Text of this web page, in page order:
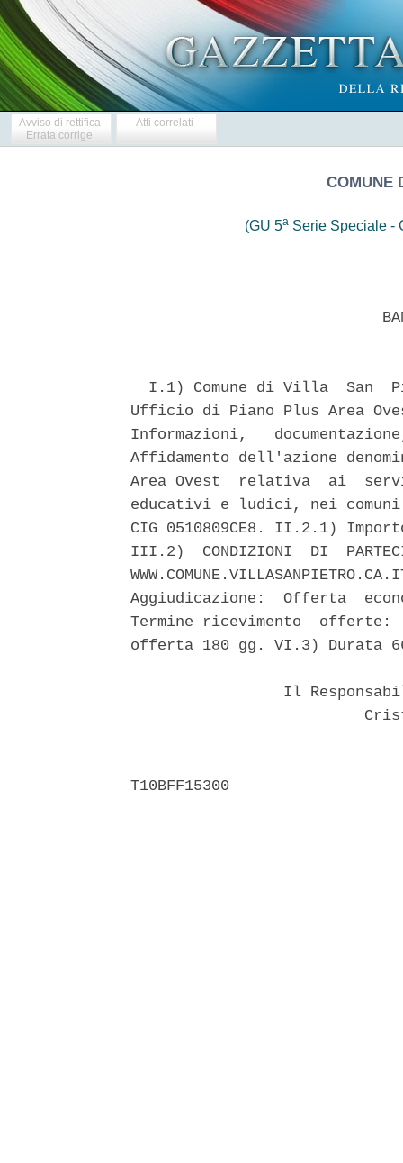
Avviso di rettifica
Errata corrige
Atti correlati
COMUNE
(GU 5a Serie Speciale -
I.1) Comune di Villa  San
Ufficio di Piano Plus Area
Informazioni,
Affidamento dell'azione
Area Ovest  relativa  ai
educativi e ludici, nei comuni
CIG 0510809CE8. II.2.1)
III.2)  CONDIZIONI  DI
Aggiudicazione:  Offerta
Termine ricevimento
offerta 180 gg. VI.3) Durata
Il